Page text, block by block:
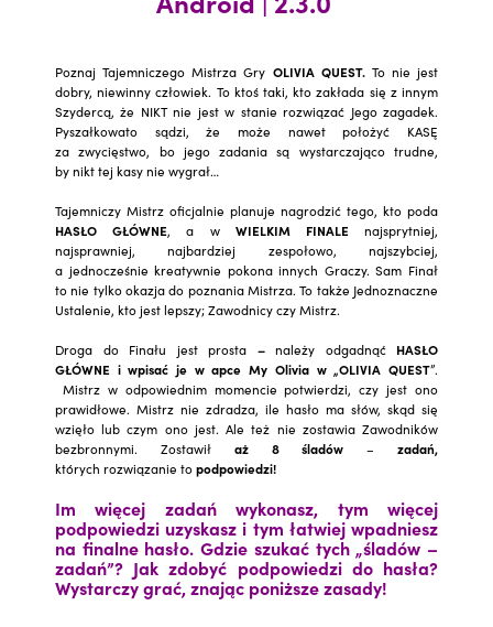
Poznaj Tajemniczego Mistrza Gry OLIVIA QUEST. To nie jest
dobry, niewinny człowiek. To ktoś taki, kto zakłada się z innym
Szydercą, że NIKT nie jest w stanie rozwiązać Jego zagadek.
Pyszałkowato sądzi, że może nawet położyć KASĘ
za zwycięstwo, bo jego zadania są wystarczająco trudne,
by nikt tej kasy nie wygrał…
Tajemniczy Mistrz oficjalnie planuje nagrodzić tego, kto poda
HASŁO GŁÓWNE, a w WIELKIM FINALE najsprytniej,
najsprawniej, najbardziej zespołowo, najszybciej,
a jednocześnie kreatywnie pokona innych Graczy. Sam Finał
to nie tylko okazja do poznania Mistrza. To także Jednoznaczne
Ustalenie, kto jest lepszy; Zawodnicy czy Mistrz.
Droga do Finału jest prosta –należy odgadnąć HASŁO
GŁÓWNE i wpisać je w apce My Olivia w „OLIVIA QUEST”.
Mistrz w odpowiednim momencie potwierdzi, czy jest ono
prawidłowe. Mistrz nie zdradza, ile hasło ma słów, skąd się
wzięło lub czym ono jest. Ale też nie zostawia Zawodników
bezbronnymi. Zostawiłaż 8 śladów –zadań,
których rozwiązanie topodpowiedzi!
Im więcej zadań wykonasz, tym więcej
podpowiedzi uzyskasz i tym łatwiej wpadniesz
na finalne hasło.Gdzie szukać tych „śladów –
zadań”? Jak zdobyć podpowiedzi do hasła?
Wystarczy grać, znając poniższe zasady!